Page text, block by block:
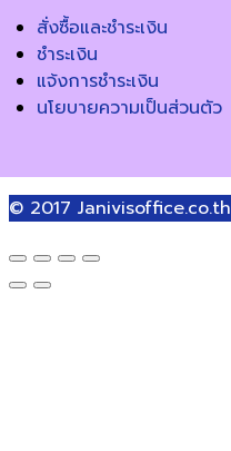
สั่งซื้อและชำระเงิน
ชำระเงิน
แจ้งการชำระเงิน
นโยบายความเป็นส่วนตัว
© 2017 Janivisoffice.co.th